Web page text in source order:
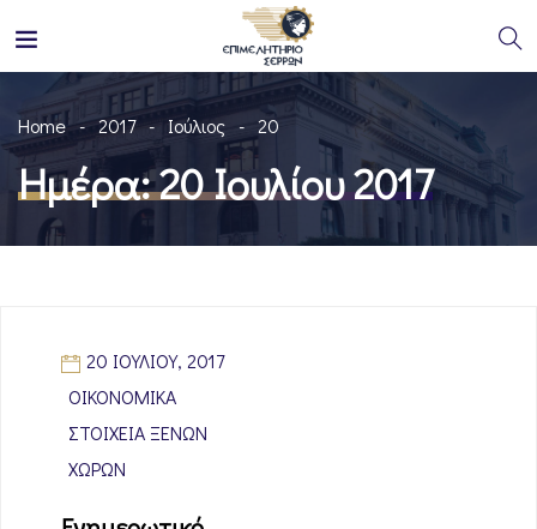
Home 2017 Ιούλιος 20
Ημέρα:20 Ιουλίου 2017
20 ΙΟΥΛΊΟΥ, 2017
ΟΙΚΟΝΟΜΙΚΆ
ΣΤΟΙΧΕΊΑ ΞΈΝΩΝ
ΧΩΡΏΝ